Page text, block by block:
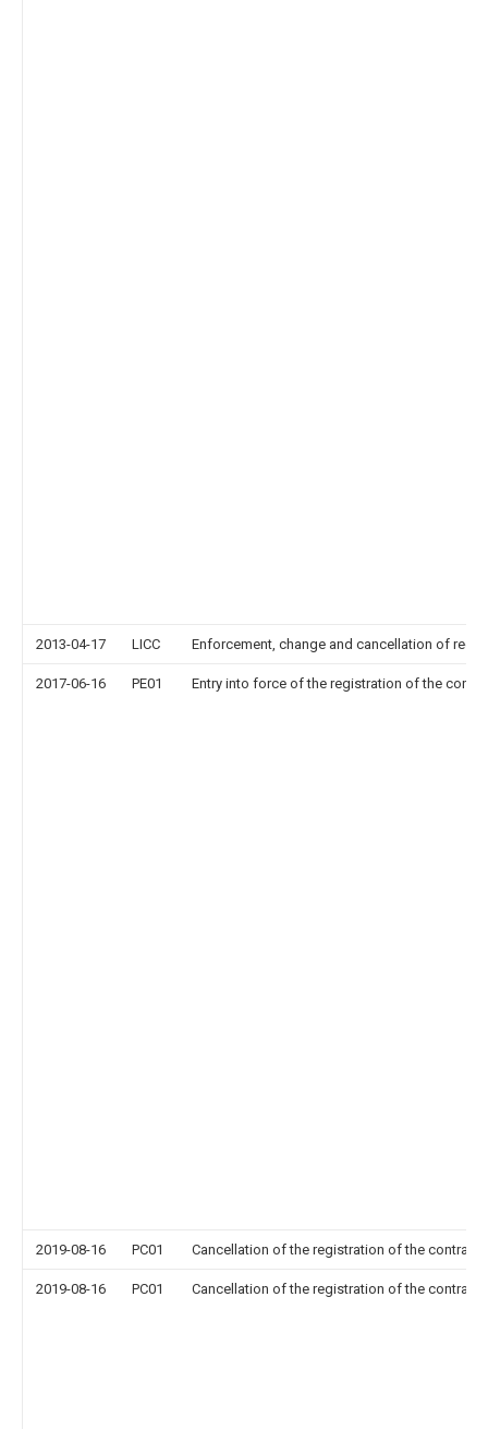
2013-04-17 LICC Enforcement, change and cancellation of
2017-06-16 PE01 Entry into force of the registration of the
2019-08-16 PC01 Cancellation of the registration of the
2019-08-16 PC01 Cancellation of the registration of the